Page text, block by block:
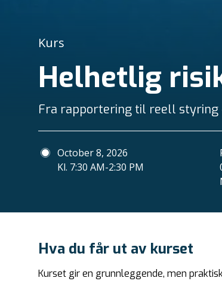
Kurs
Helhetlig
Fra rapportering til reell styring
October 8, 2026
Kl. 7:30 AM-2:30 PM
Hva du får ut av kurset
Kurset gir en grunnleggende, men